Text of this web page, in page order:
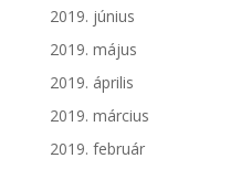
2019. június
2019. május
2019. április
2019. március
2019. február